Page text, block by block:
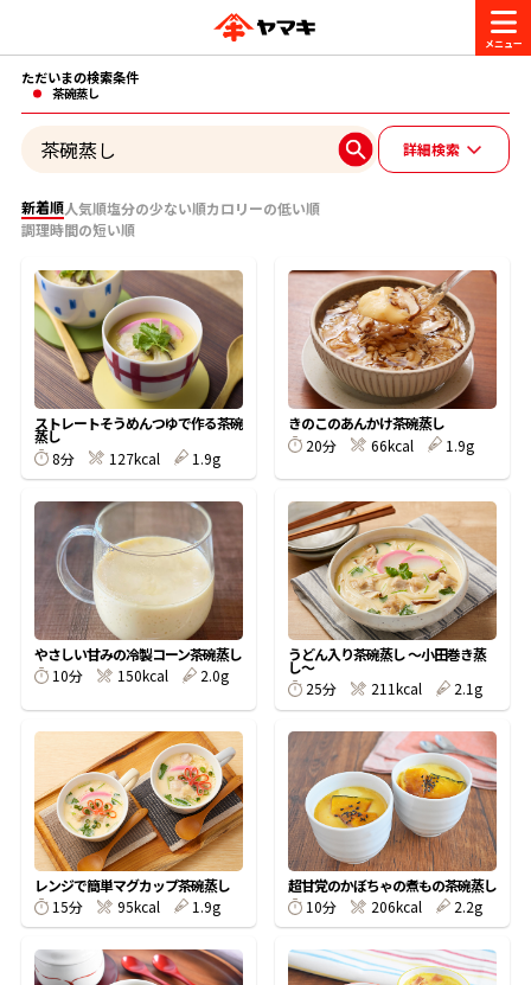
商品情報
ヤマキ『めんつゆ』 ヤマキ 割烹白だし
旨さ、別格。だし屋の鍋 韓福善シリーズ
サッと鍋® 楽チン鍋®
レシピ
おいしいレシピを探す
おいしいレシピトップ
主食レシピ
主菜レシピ
汁物レシピ
時短レシピ
かつお節レシピ
めんつゆレシピ
割烹白だしレシピ
かつお節・だしを楽しむ
かつお節・だしを知る
だしの取り方
かつお節の削り方
かつお節・だしをもっと知る
ヤマキ かつお節プラス®
だしコミュ
CM・キャンペーン
キャンペーン一覧
企業・採用情報
企業情報
- 百年対話
- ヤマキ かつお節プラス®
採用情報
- ジョブリターン制
お問い合わせ
ヤマキお客様相談室
オンラインショップ
コミュニティサイト
Global
ただいまの検索条件
茶碗蒸し
詳細検索
新着順人気順塩分の少ない順カロリーの低い順
調理時間の短い順
ストレートそうめんつゆで作る茶碗
蒸し
8分
127kcal 1.9g
きのこのあんかけ茶碗蒸し
20分
66kcal 1.9g
やさしい甘みの冷製コーン茶碗蒸し
10分
150kcal 2.0g
うどん入り茶碗蒸し 〜小田巻き蒸
し〜
25分
211kcal 2.1g
レンジで簡単マグカップ茶碗蒸し
15分
95kcal 1.9g
超甘党のかぼちゃの煮もの茶碗蒸し
10分
206kcal 2.2g